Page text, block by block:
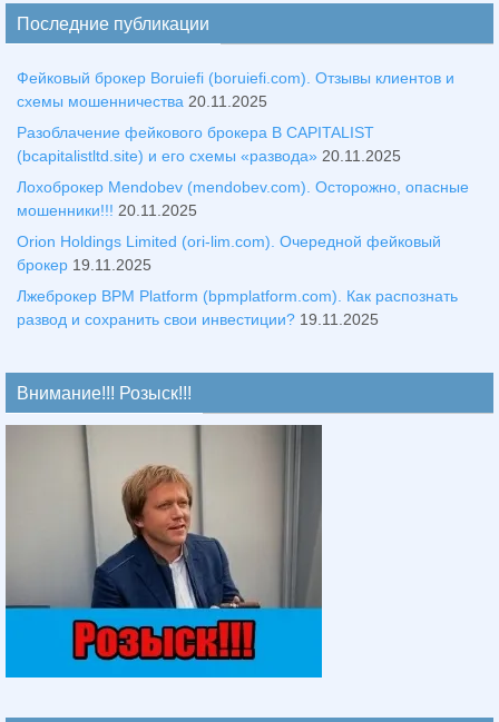
Последние публикации
Фейковый брокер Boruiefi (boruiefi.com). Отзывы клиентов и
схемы мошенничества 20.11.2025
Разоблачение фейкового брокера B CAPITALIST
(bcapitalistltd.site) и его схемы «развода» 20.11.2025
Лохоброкер Mendobev (mendobev.com). Осторожно, опасные
мошенники!!! 20.11.2025
Orion Holdings Limited (ori-lim.com). Очередной фейковый
брокер 19.11.2025
Лжеброкер BPM Platform (bpmplatform.com). Как распознать
развод и сохранить свои инвестиции? 19.11.2025
Внимание!!! Розыск!!!